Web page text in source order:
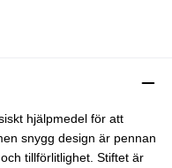
hjälpmedel för att
snygg design är pennan
tillförlitlighet. Stiftet är